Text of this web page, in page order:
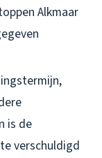
Alkmaar
is de
verschuldigd